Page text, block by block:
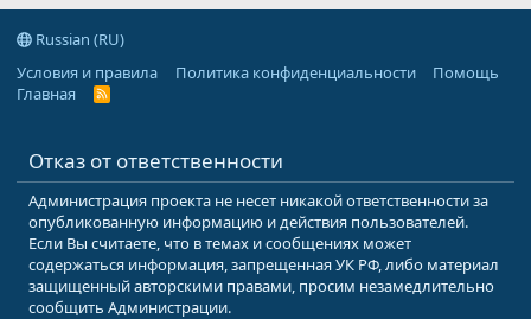
Russian (RU)
Условия и правила
Политика конфиденциальности
Помощь
Главная
R
Отказ от ответственности
Администрация проекта не несет никакой ответственности за
опубликованную информацию и действия пользователей.
Если Вы считаете, что в темах и сообщениях может
содержаться информация, запрещенная УК РФ, либо материал
защищенный авторскими правами, просим незамедлительно
сообщить Администрации.